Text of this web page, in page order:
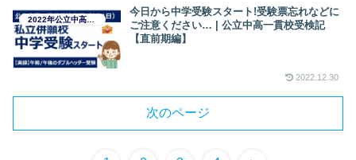
2022年公立中高一貫校受検日記
今日から中学受験スタート!受験票忘れなどに
ご注意ください… | 公立中高一貫校受検記
【直前期編】
2022.12.30
次のページ